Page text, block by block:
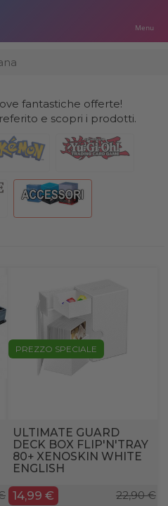
Menu
fantastiche offerte!
e scopri i prodotti.
PREZZO SPECIALE
ULTIMATE GUARD
DECK BOX FLIP'N'TRAY
80+ XENOSKIN WHITE
ENGLISH
14,99 € 22,90 €